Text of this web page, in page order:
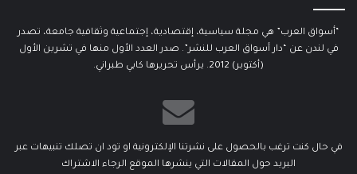
“أسواق العرب” هي مجلة سياسية، إقتصادية، إجتماعية وثقافية جامعة، تصدر
في لندن عن “دار أسواق العرب للنشر”. صدر العدد الأول منها في تشرين الأول
(أكتوبر) 2012. يرأس تحريرها كابي طبراني.
في حال كنت ترغب بالحصول على نشرتنا الإلكترونية او تود ان تصلك تنبيهات عبر
البريد حول المقالات التي ينشرها الموقع الرجاء الاشتراك